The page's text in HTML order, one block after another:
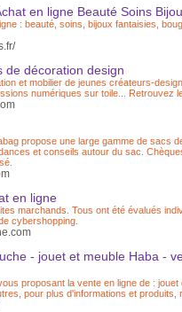
en ligne Beauté Soins
: beauté, soins, bijoux fantaisies,
de décoration design
et mobilier de jeunes créateurs-
numériques sur toile... Retrouvez
propose une large gamme de sacs
et conseils autour du sac.
en ligne
marchands. Tous ont été évalués
cybershopping.
- jouet et meuble Haba -
proposant la vente en ligne de :
pour plus d'informations et